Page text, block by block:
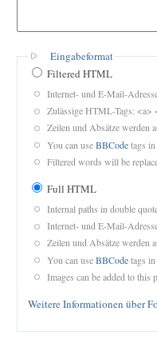
Eingabeformat
Filtered HTML
Internet- und E-Mail-
Zulässige HTML-Tags:
Zeilen und Absätze werden
You can useBBCodetags in
Filtered words will be
Full HTML
Internal paths in double
Internet- und E-Mail-
Zeilen und Absätze werden
You can useBBCodetags in
Images can be added to this
Weitere Informationen über